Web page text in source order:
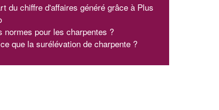
du chiffre d'affaires généré grâce à Plus
normes pour les charpentes ?
que la surélévation de charpente ?